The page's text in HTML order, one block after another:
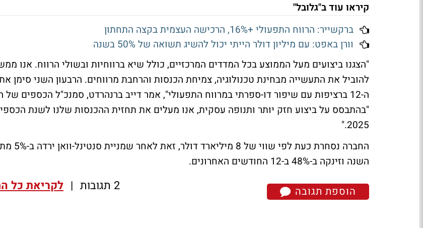
קיראו עוד ב"גלובל"
ברקשייר: הרווח התפעולי +16%, הרכישה העצמית בקצה התחתון
וורן באפט: עם מיליון דולר הייתי יכול להשיג תשואה של 50% בשנה
"הצגנו ביצועים מעל הממוצע בכל המדדים המרכזיים, כולל שיא ברווחיות ובשולי הרווח. אנו
להוביל את התעשייה מבחינת טכנולוגיה, צמיחת הכנסות והרחבת מרווחים. הרבעון השני סימן
ה-12 ברציפות עם שיפור דו-ספרתי במרווח התפעולי", אמר דייב ברנהרדט, סמנכ"ל הכספים
"בהתבסס על ביצוע חזק יותר ותנופה עסקית, אנו מעלים את תחזית ההכנסות שלנו לשנת
2025."
החברה נסחרת כעת לפי
השנה וזינקה ב-48% ב-12 החודשים האחרונים.
הוספת תגובה 2 תגובות | לקריאת כל